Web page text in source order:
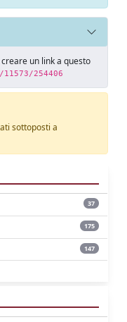
un link a questo
254406
sottoposti a
37
175
147